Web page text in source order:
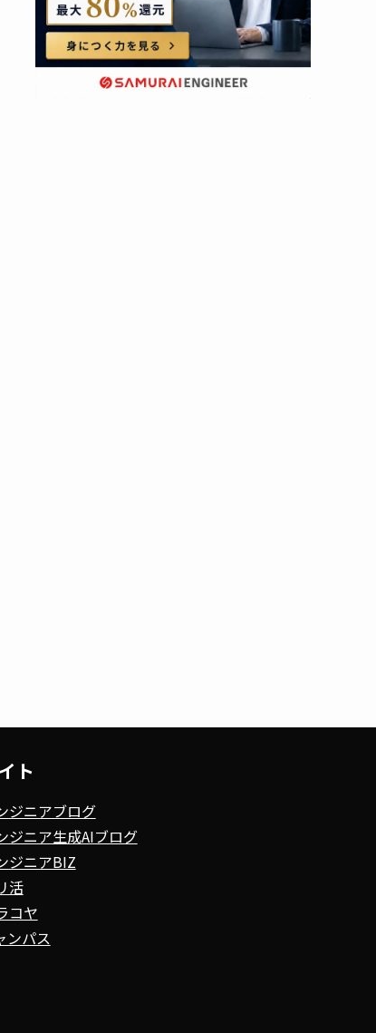
ト
ジニアブログ
ジニア生成AIブログ
ジニアBIZ
活
コヤ
ンパス